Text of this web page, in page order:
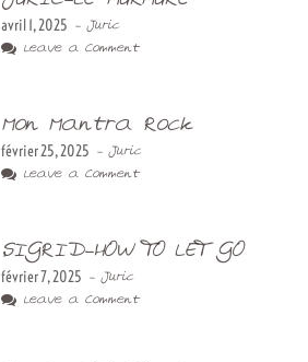
avril 1, 2025 - Juric
Leave a Comment
Mon Mantra Rock
février 25, 2025 - Juric
Leave a Comment
SIGRID-HOW TO LET GO
février 7, 2025 - Juric
Leave a Comment